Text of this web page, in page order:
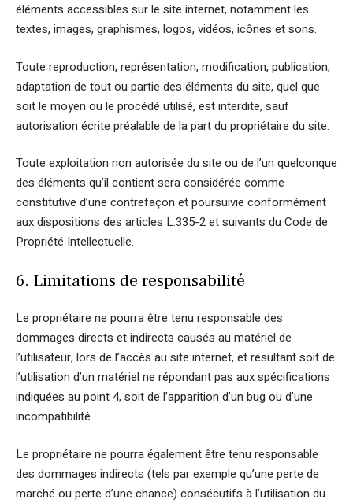
éléments accessibles sur le site internet, notamment les
textes, images, graphismes, logos, vidéos, icônes et sons.
Toute reproduction, représentation, modification, publication,
adaptation de tout ou partie des éléments du site, quel que
soit le moyen ou le procédé utilisé, est interdite, sauf
autorisation écrite préalable de la part du propriétaire du site.
Toute exploitation non autorisée du site ou de l’un quelconque
des éléments qu’il contient sera considérée comme
constitutive d’une contrefaçon et poursuivie conformément
aux dispositions des articles L.335-2 et suivants du Code de
Propriété Intellectuelle.
6. Limitations de responsabilité
Le propriétaire ne pourra être tenu responsable des
dommages directs et indirects causés au matériel de
l’utilisateur, lors de l’accès au site internet, et résultant soit de
l’utilisation d’un matériel ne répondant pas aux spécifications
indiquées au point 4, soit de l’apparition d’un bug ou d’une
incompatibilité.
Le propriétaire ne pourra également être tenu responsable
des dommages indirects (tels par exemple qu’une perte de
marché ou perte d’une chance) consécutifs à l’utilisation du